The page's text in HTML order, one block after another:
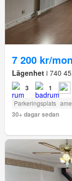
7 200 kr/
Lägenhet i 740
3 1
Parkeringsplats
30+ dagar sedan